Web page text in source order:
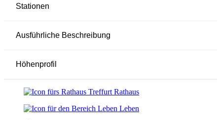
Stationen
Ausführliche Beschreibung
Höhenprofil
Rathaus
Leben